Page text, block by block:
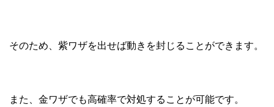
そのため、紫ワザを出せば動きを封じることができます。
また、金ワザでも高確率で対処することが可能です。